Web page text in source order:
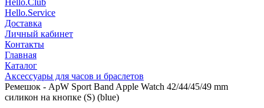
Hello.Club
Hello.Service
Доставка
Личный кабинет
Контакты
Главная
Каталог
Аксессуары для часов и браслетов
Ремешок - ApW Sport Band Apple Watch 42/44/45/49 mm
силикон на кнопке (S) (blue)